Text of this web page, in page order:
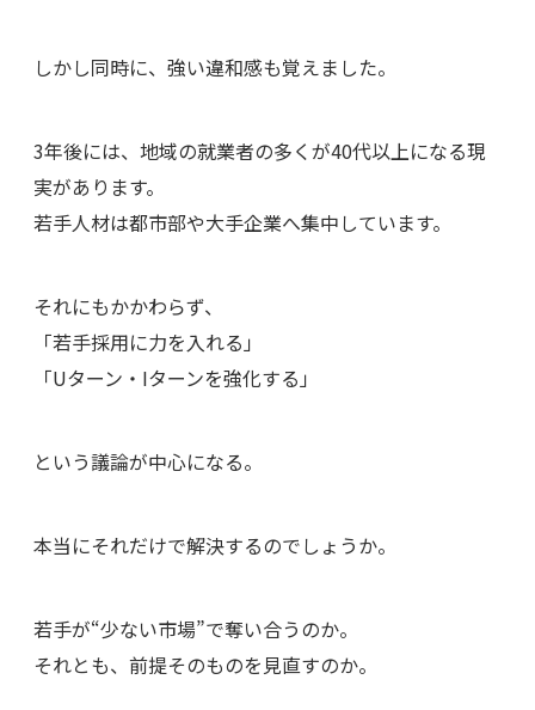
しかし同時に、強い違和感も覚えました。
3年後には、地域の就業者の多くが40代以上になる現
実があります。
若手人材は都市部や大手企業へ集中しています。
それにもかかわらず、
「若手採用に力を入れる」
「Uターン・Iターンを強化する」
という議論が中心になる。
本当にそれだけで解決するのでしょうか。
若手が“少ない市場”で奪い合うのか。
それとも、前提そのものを見直すのか。